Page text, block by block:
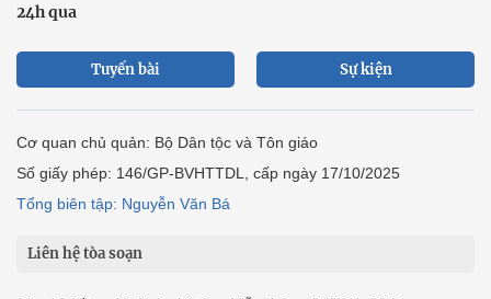
24h qua
Tuyến bài Sự kiện
Cơ quan chủ quản: Bộ Dân tộc và Tôn giáo
Số giấy phép: 146/GP-BVHTTDL, cấp ngày 17/10/2025
Tổng biên tập: Nguyễn Văn Bá
Liên hệ tòa soạn